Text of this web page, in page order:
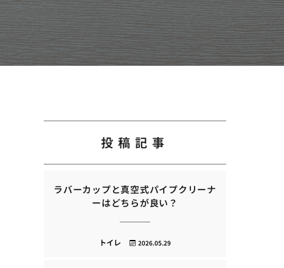
投稿記事
ラバーカップと真空式パイプクリーナ
ーはどちらが良い？
2026.05.29
トイレ